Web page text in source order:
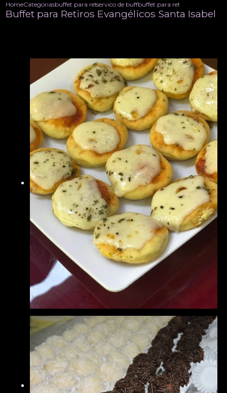
HomeCategoriasbuffet para retirosservico de buffet para retirosbuffet para retiros evangelicos
Buffet para Retiros Evangélicos Santa Isabel